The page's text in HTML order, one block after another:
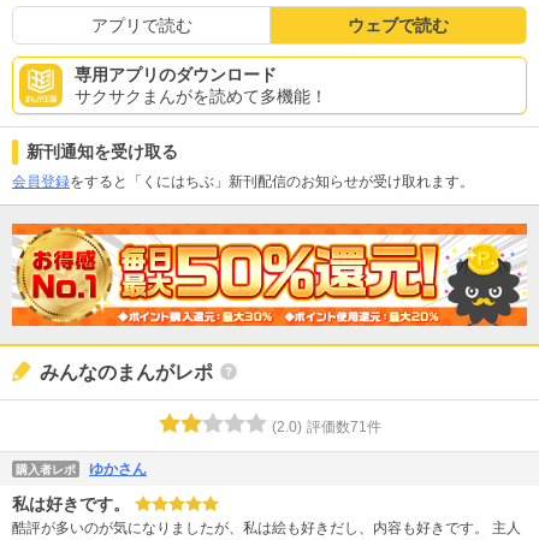
アプリで読む ウェブで読む
専用アプリのダウンロード
サクサクまんがを読めて多機能！
新刊通知を受け取る
会員登録をすると「くにはちぶ」新刊配信のお知らせが受け取れます。
みんなのまんがレポ
(2.0) 評価数71件
購入者レポ ゆかさん
私は好きです。
酷評が多いのが気になりましたが、私は絵も好きだし、内容も好きです。 主人